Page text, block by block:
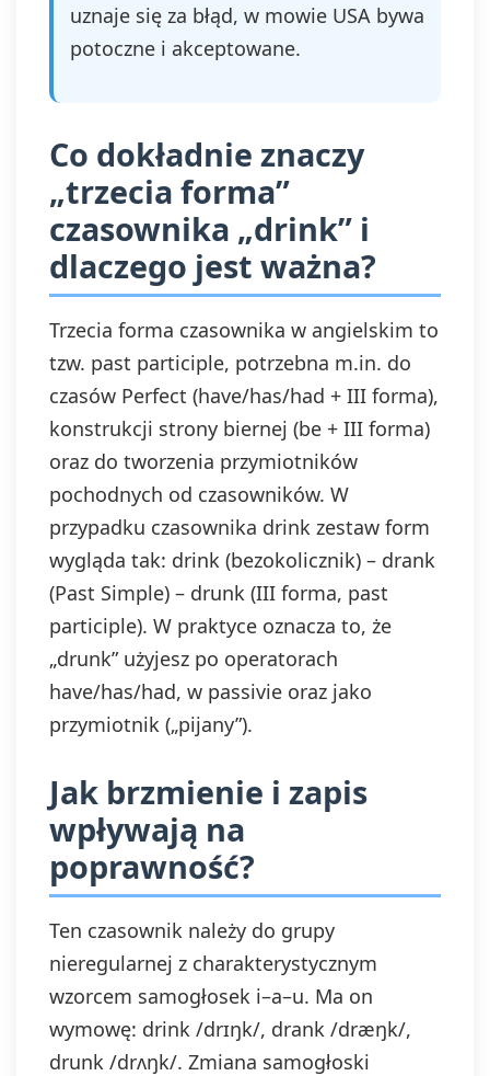
uznaje się za błąd, w mowie USA bywa
potoczne i akceptowane.
Co dokładnie znaczy
„trzecia forma”
czasownika „drink” i
dlaczego jest ważna?
Trzecia forma czasownika w angielskim to
tzw. past participle, potrzebna m.in. do
czasów Perfect (have/has/had + III forma),
konstrukcji strony biernej (be + III forma)
oraz do tworzenia przymiotników
pochodnych od czasowników. W
przypadku czasownika drink zestaw form
wygląda tak: drink (bezokolicznik) – drank
(Past Simple) – drunk (III forma, past
participle). W praktyce oznacza to, że
„drunk” użyjesz po operatorach
have/has/had, w passivie oraz jako
przymiotnik („pijany”).
Jak brzmienie i zapis
wpływają na
poprawność?
Ten czasownik należy do grupy
nieregularnej z charakterystycznym
wzorcem samogłosek i–a–u. Ma on
wymowę: drink /drɪŋk/, drank /dræŋk/,
drunk /drʌŋk/. Zmiana samogłoski